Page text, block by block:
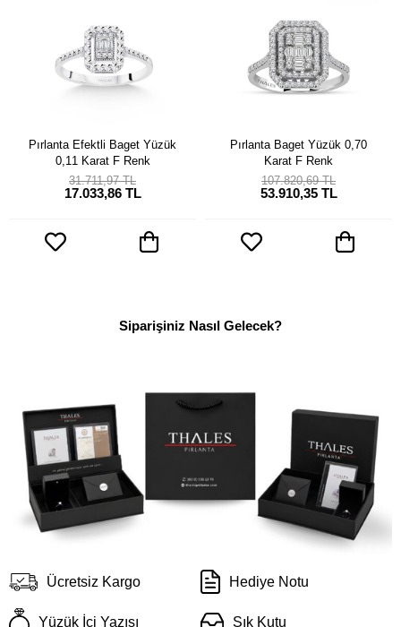
Pırlanta Efektli Baget Yüzük
0,11 Karat F Renk
17.033,86 TL
31.711,97 TL
Pırlanta Baget Yüzük 0,70
Karat F Renk
53.910,35 TL
107.820,69 TL
Siparişiniz Nasıl Gelecek?
Ücretsiz Kargo Hediye Notu
Yüzük İçi Yazısı Şık Kutu